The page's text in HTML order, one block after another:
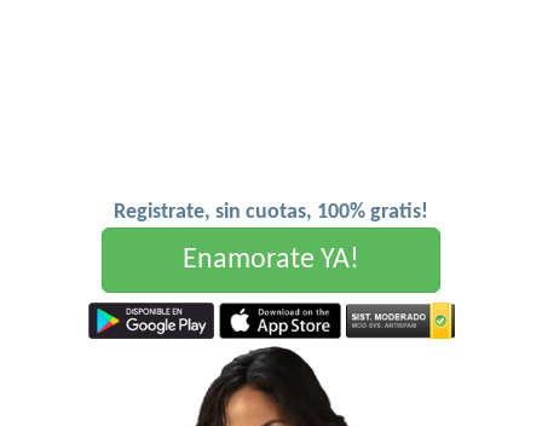
Registrate, sin cuotas, 100% gratis!
Enamorate YA!